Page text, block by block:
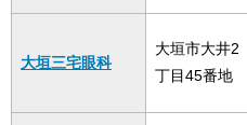
大垣三宅眼科
大垣市大井2
丁目45番地